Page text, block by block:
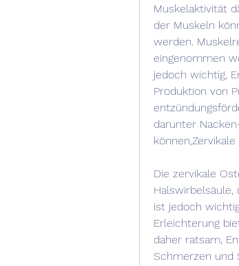
Muskelaktivität
der Muskeln
werden.
eingenommen
jedoch wichtig,
Produktion von
darunter
Die zervikale
Halswirbelsäule,
ist jedoch
Erleichterung
daher ratsam,
Schmerzen und